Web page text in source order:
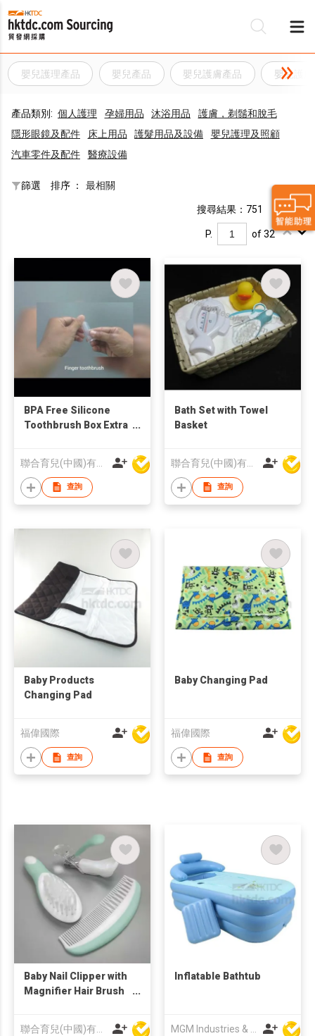
嬰兒護理產品 嬰兒產品 嬰兒護膚產品 嬰兒護
產品類別: 個人護理 孕婦用品 沐浴用品
護膚，剃鬚和脫毛
隱形眼鏡及配件
床上用品 護髮用品及設備
嬰兒護理及照顧
汽車零件及配件
醫療設備
篩選 排序 ： 最相關
搜尋結果：751
P. of 32
BPA Free Silicone
Toothbrush Box Extra
With Case Set
查詢
Bath Set with Towel
Basket
查詢
Baby Products
Changing Pad
福偉國際
查詢
Baby Changing Pad
福偉國際
查詢
Baby Nail Clipper with
Magnifier Hair Brush
聯合育兒(中國)有限公司
Inflatable Bathtub
MGM Industries & Company